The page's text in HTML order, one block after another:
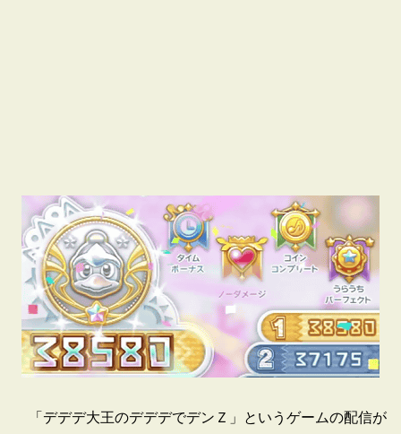
「デデデ大王のデデデでデンＺ」というゲームの配信が